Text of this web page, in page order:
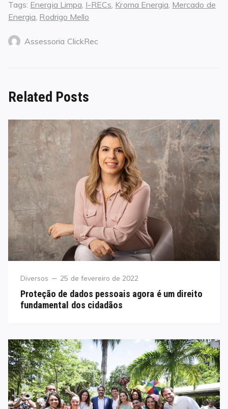
Tags: Energia Limpa I-RECs Kroma Energia Mercado de
Energia Rodrigo Mello
Assessoria ClickRec
Related Posts
Category
Diversos
Posted
25 de fevereiro de 2022
Proteção de dados pessoais agora é um direito
fundamental dos cidadãos